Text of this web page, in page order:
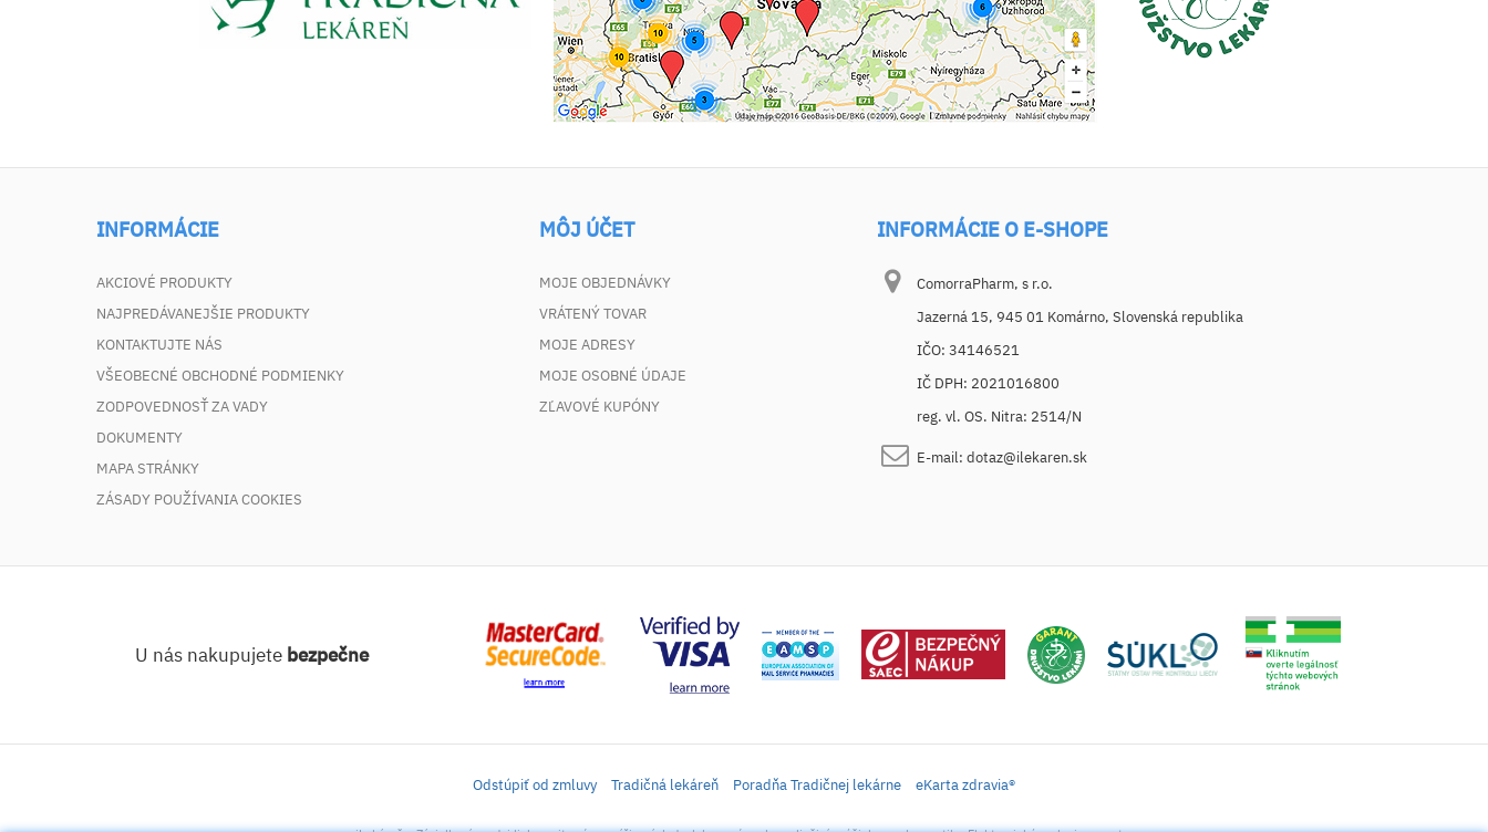
INFORMÁCIE
AKCIOVÉ PRODUKTY
NAJPREDÁVANEJŠIE PRODUKTY
KONTAKTUJTE NÁS
VŠEOBECNÉ OBCHODNÉ PODMIENKY
ZODPOVEDNOSŤ ZA VADY
DOKUMENTY
MAPA STRÁNKY
ZÁSADY POUŽÍVANIA COOKIES
MÔJ ÚČET
MOJE OBJEDNÁVKY
VRÁTENÝ TOVAR
MOJE ADRESY
MOJE OSOBNÉ ÚDAJE
ZĽAVOVÉ KUPÓNY
INFORMÁCIE O E-SHOPE
ComorraPharm, s r.o.
Jazerná 15, 945 01 Komárno, Slovenská republika
IČO: 34146521
IČ DPH: 2021016800
reg. vl. OS. Nitra: 2514/N
E-mail: dotaz@ilekaren.sk
U nás nakupujete bezpečne
Odstúpiť od zmluvy Tradičná lekáreň Poradňa Tradičnej lekárne eKarta zdravia®